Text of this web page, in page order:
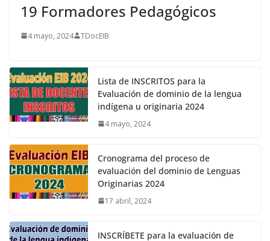
19 Formadores Pedagógicos
4 mayo, 2024 TDocEIB
Lista de INSCRITOS para la
Evaluación de dominio de la lengua
indígena u originaria 2024
4 mayo, 2024
Cronograma del proceso de
evaluación del dominio de Lenguas
Originarias 2024
17 abril, 2024
INSCRÍBETE para la evaluación de